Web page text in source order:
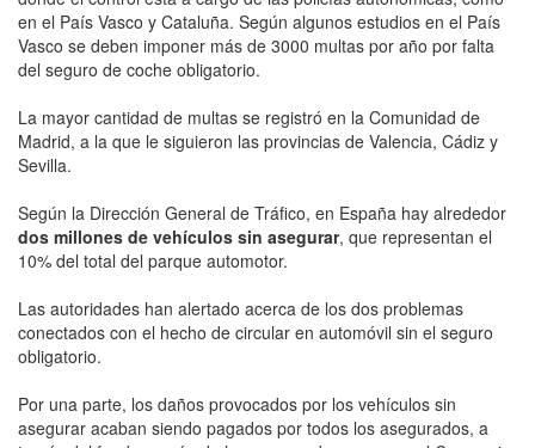
en el País Vasco y Cataluña. Según algunos estudios en el País
Vasco se deben imponer más de 3000 multas por año por falta
del seguro de coche obligatorio.
La mayor cantidad de multas se registró en la Comunidad de
Madrid, a la que le siguieron las provincias de Valencia, Cádiz y
Sevilla.
Según la Dirección General de Tráfico, en España hay alrededor
dos millones de vehículos sin asegurar, que representan el
10% del total del parque automotor.
Las autoridades han alertado acerca de los dos problemas
conectados con el hecho de circular en automóvil sin el seguro
obligatorio.
Por una parte, los daños provocados por los vehículos sin
asegurar acaban siendo pagados por todos los asegurados, a